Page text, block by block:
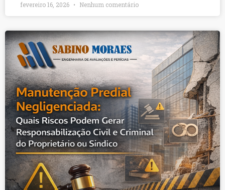
fevereiro 16, 2026 Nenhum comentário